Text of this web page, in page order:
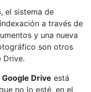
, el sistema de
a través de
y una nueva
son otros
Drive.
Google Drive está
no lo esté, en el